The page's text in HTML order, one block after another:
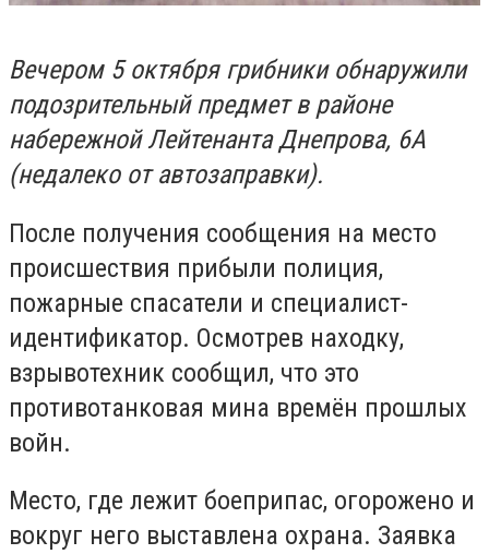
Вечером 5 октября грибники обнаружили
подозрительный предмет в районе
набережной Лейтенанта Днепрова, 6А
(недалеко от автозаправки).
После получения сообщения на место
происшествия прибыли полиция,
пожарные спасатели и специалист-
идентификатор. Осмотрев находку,
взрывотехник сообщил, что это
противотанковая мина времён прошлых
войн.
Место, где лежит боеприпас, огорожено и
вокруг него выставлена охрана. Заявка